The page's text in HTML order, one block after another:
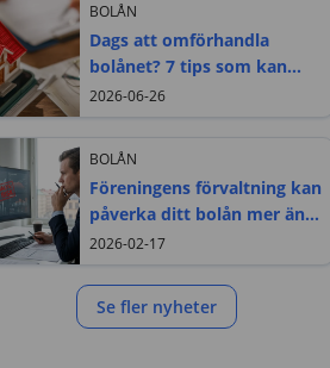
BOLÅN
Dags att omförhandla
bolånet? 7 tips som kan
sänka din ränta
2026-06-26
BOLÅN
Föreningens förvaltning kan
påverka ditt bolån mer än
du tror
2026-02-17
Se fler nyheter